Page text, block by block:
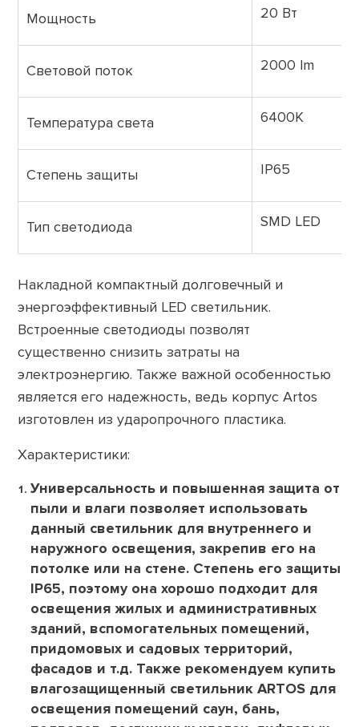
Мощность 20 Вт
Световой поток 2000 lm
Температура света 6400K
Степень защиты IP65
Тип светодиода SMD LED
Накладной компактный долговечный и
энергоэффективный LED светильник.
Встроенные светодиоды позволят
существенно снизить затраты на
электроэнергию. Также важной особенностью
является его надежность, ведь корпус Artos
изготовлен из ударопрочного пластика.
Характеристики:
Универсальность и повышенная защита от
пыли и влаги позволяет использовать
данный светильник для внутреннего и
наружного освещения, закрепив его на
потолке или на стене. Степень его защиты
IP65, поэтому она хорошо подходит для
освещения жилых и административных
зданий, вспомогательных помещений,
придомовых и садовых территорий,
фасадов и т.д. Также рекомендуем купить
влагозащищенный светильник ARTOS для
освещения помещений саун, бань,